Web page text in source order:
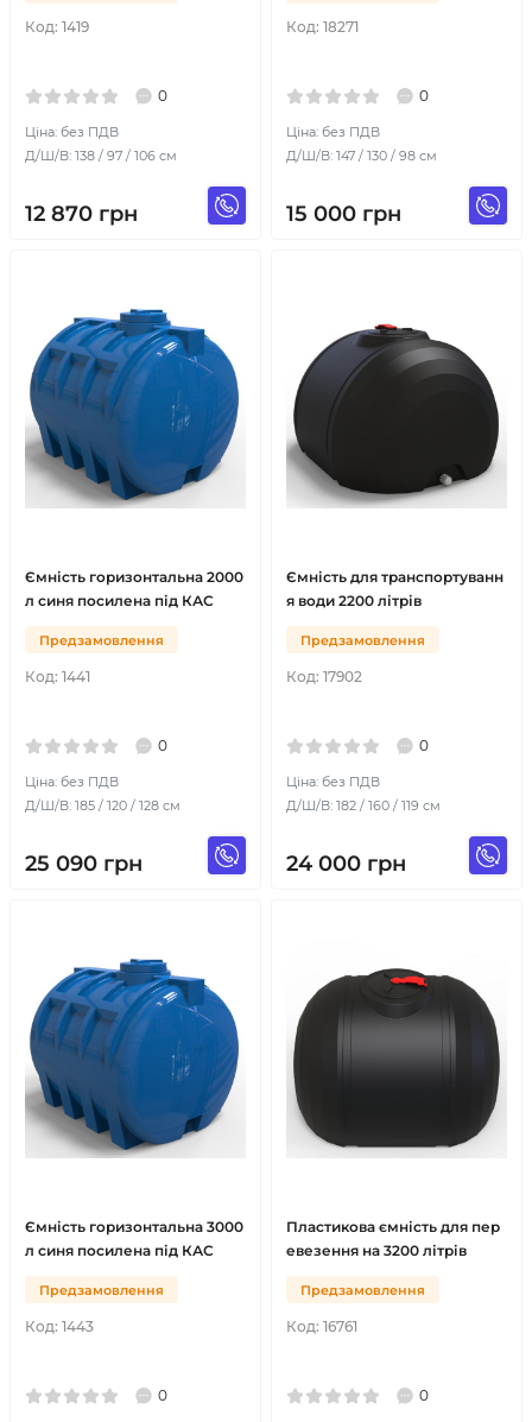
Код: 1419
0
Ціна: без ПДВ
Д/Ш/В: 138 / 97 / 106 см
12 870 грн
Код: 18271
0
Ціна: без ПДВ
Д/Ш/В: 147 / 130 / 98 см
15 000 грн
Ємність горизонтальна 2000
л синя посилена під КАС
Код: 1441
Предзамовлення
0
Ціна: без ПДВ
Д/Ш/В: 185 / 120 / 128 см
25 090 грн
Ємність для транспортуванн
я води 2200 літрів
Код: 17902
Предзамовлення
0
Ціна: без ПДВ
Д/Ш/В: 182 / 160 / 119 см
24 000 грн
Ємність горизонтальна 3000
л синя посилена під КАС
Код: 1443
Предзамовлення
0
Пластикова ємність для пер
евезення на 3200 літрів
Код: 16761
Предзамовлення
0